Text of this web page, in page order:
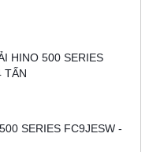
HINO 500 SERIES
TẤN
SERIES FC9JESW -